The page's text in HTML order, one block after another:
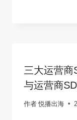
三大运营商
与运营商
作者 悦播出海